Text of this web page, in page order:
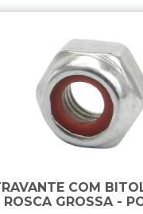
COM
ROSCA GROSSA -